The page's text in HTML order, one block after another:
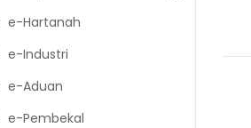
e-Hartanah
e-Industri
e-Aduan
e-Pembekal